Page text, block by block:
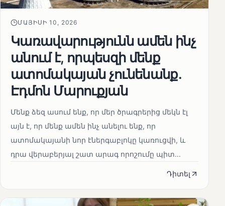
ՄԱՅԻՍԻ 10, 2026
Կառավարությունն ամեն ինչ
անում է, որպեսզի մենք
ատոմակայան չունենանք․
Էդմոն Մարուքյան
Մենք ձեզ ասում ենք, որ մեր ծրագրերից մեկն էլ
այն է, որ մենք ամեն ինչ անելու ենք, որ
ատոմակայանի նոր էներգաբլոկը կառուցվի, և
դրա վերաբերյալ շատ արագ որոշումը պիտ...
Դիտել